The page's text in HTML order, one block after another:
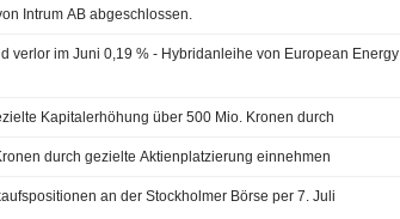
Intrum AB abgeschlossen.
verlor im Juni 0,19 % - Hybridanleihe von European Energy
Kapitalerhöhung über 500 Mio. Kronen durch
durch gezielte Aktienplatzierung einnehmen
an der Stockholmer Börse per 7. Juli